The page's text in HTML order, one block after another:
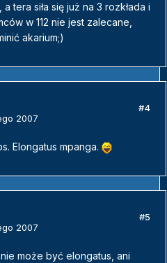
tera siła się już na 3 rozkłada i
w 112 nie jest zalecane,
akarium;)
2007
#4
Elongatus mpanga.
2007
#5
nie może być elongatus, ani